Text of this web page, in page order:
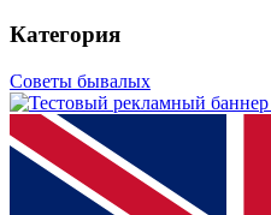
Категория
Советы бывалых